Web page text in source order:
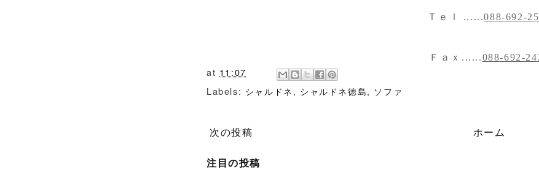
Ｔｅｌ ......088-692-
Ｆａｘ......088-692-
at 11:07
Labels: シャルドネ, シャルドネ徳島, ソファ
次の投稿 ホーム
注目の投稿